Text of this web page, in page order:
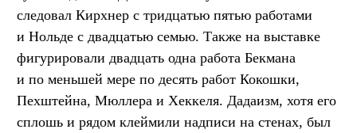
следовал Кирхнер с тридцатью пятью работами
и Нольде с двадцатью семью. Также на выставке
фигурировали двадцать одна работа Бекмана
и по меньшей мере по десять работ Кокошки,
Пехштейна, Мюллера и Хеккеля. Дадаизм, хотя его
сплошь и рядом клеймили надписи на стенах, был